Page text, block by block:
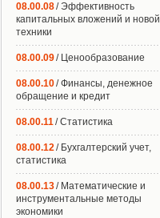
08.00.08/ Эффективность
капитальных вложений и новой
техники
08.00.09/ Ценообразование
08.00.10/ Финансы, денежное
обращение и кредит
08.00.11/ Статистика
08.00.12/ Бухгалтерский учет,
статистика
08.00.13/ Математические и
инструментальные методы
экономики